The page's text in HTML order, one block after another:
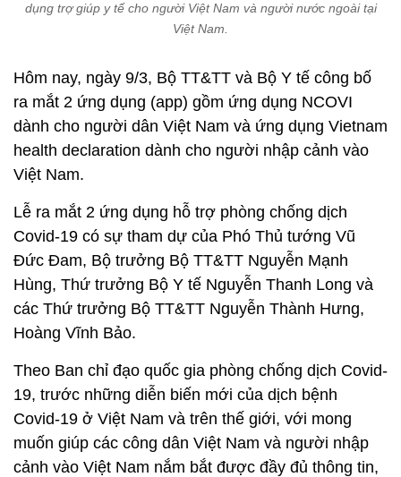
dụng trợ giúp y tế cho người Việt Nam và người nước ngoài tại
Việt Nam.
Hôm nay, ngày 9/3, Bộ TT&TT và Bộ Y tế công bố
ra mắt 2 ứng dụng (app) gồm ứng dụng NCOVI
dành cho người dân Việt Nam và ứng dụng Vietnam
health declaration dành cho người nhập cảnh vào
Việt Nam.
Lễ ra mắt 2 ứng dụng hỗ trợ phòng chống dịch
Covid-19 có sự tham dự của Phó Thủ tướng Vũ
Đức Đam, Bộ trưởng Bộ TT&TT Nguyễn Mạnh
Hùng, Thứ trưởng Bộ Y tế Nguyễn Thanh Long và
các Thứ trưởng Bộ TT&TT Nguyễn Thành Hưng,
Hoàng Vĩnh Bảo.
Theo Ban chỉ đạo quốc gia phòng chống dịch Covid-
19, trước những diễn biến mới của dịch bệnh
Covid-19 ở Việt Nam và trên thế giới, với mong
muốn giúp các công dân Việt Nam và người nhập
cảnh vào Việt Nam nắm bắt được đầy đủ thông tin,